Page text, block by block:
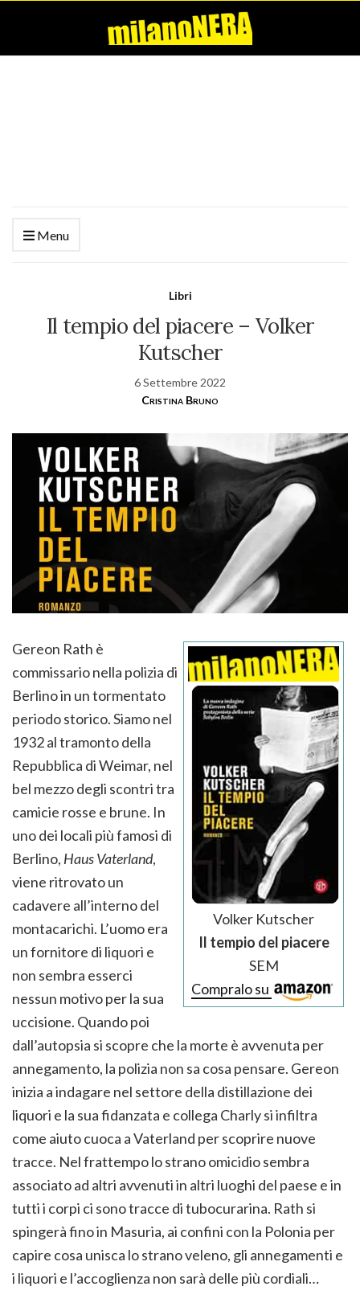
Menu
Libri
Il tempio del piacere – Volker
Kutscher
6 Settembre 2022
Cristina Bruno
Volker Kutscher
Il tempio del piacere
SEM
Compralo su
Gereon Rath è
commissario nella polizia di
Berlino in un tormentato
periodo storico. Siamo nel
1932 al tramonto della
Repubblica di Weimar, nel
bel mezzo degli scontri tra
camicie rosse e brune. In
uno dei locali più famosi di
Berlino, Haus Vaterland,
viene ritrovato un
cadavere all’interno del
montacarichi. L’uomo era
un fornitore di liquori e
non sembra esserci
nessun motivo per la sua
uccisione. Quando poi
dall’autopsia si scopre che la morte è avvenuta per
annegamento, la polizia non sa cosa pensare. Gereon
inizia a indagare nel settore della distillazione dei
liquori e la sua fidanzata e collega Charly si infiltra
come aiuto cuoca a Vaterland per scoprire nuove
tracce. Nel frattempo lo strano omicidio sembra
associato ad altri avvenuti in altri luoghi del paese e in
tutti i corpi ci sono tracce di tubocurarina. Rath si
spingerà fino in Masuria, ai confini con la Polonia per
capire cosa unisca lo strano veleno, gli annegamenti e
i liquori e l’accoglienza non sarà delle più cordiali…